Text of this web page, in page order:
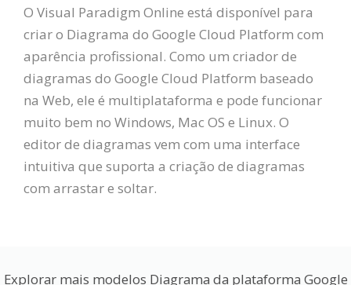
O Visual Paradigm Online está disponível para
criar o Diagrama do Google Cloud Platform com
aparência profissional. Como um criador de
diagramas do Google Cloud Platform baseado
na Web, ele é multiplataforma e pode funcionar
muito bem no Windows, Mac OS e Linux. O
editor de diagramas vem com uma interface
intuitiva que suporta a criação de diagramas
com arrastar e soltar.
Explorar mais modelos Diagrama da plataforma Google